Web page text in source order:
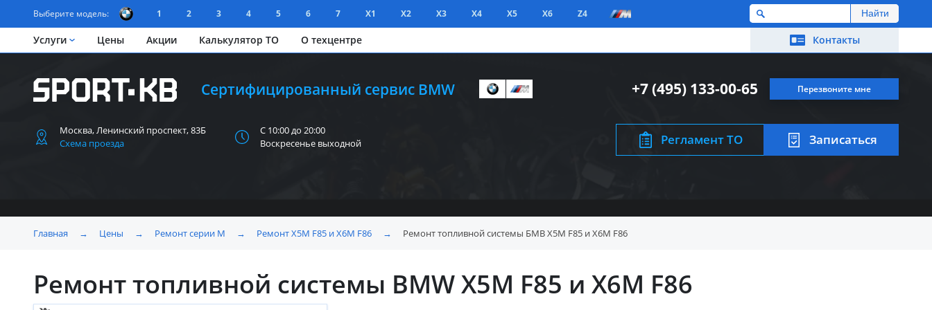
Выберите модель: 1 2 3 4 5 6 7 X1 X2 X3 X4 X5 X6 Z4
Услуги Цены Акции Калькулятор ТО О техцентре Контакты
Сертифицированный сервис BMW Перезвоните мне
+7 (495) 133-00-65
Москва, Ленинский проспект, 83Б
Схема проезда
С 10:00 до 20:00
Воскресенье выходной
Регламент ТО Записаться
Главная → Цены → Ремонт серии M → Ремонт X5M F85 и X6M F86 → Ремонт топливной системы БМВ X5M F85 и X6M F86
Ремонт топливной системы BMW X5M F85 и X6M F86